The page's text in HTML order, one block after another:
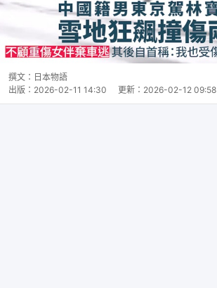
撰文： 日本物語
出版： 2026-02-11 14:30 更新： 2026-02-12 09:58